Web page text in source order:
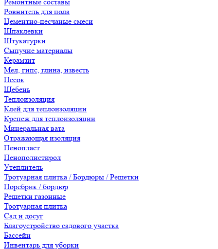
Ровнитель для пола
Цементно-песчаные смеси
Шпаклевки
Штукатурки
Сыпучие материалы
Керамзит
Мел, гипс, глина, известь
Песок
Щебень
Теплоизоляция
Клей для теплоизоляции
Крепеж для теплоизоляции
Минеральная вата
Отражающая изоляция
Пенопласт
Пенополистирол
Утеплитель
Тротуарная плитка / Бордюры / Решетки
Поребрик / бордюр
Решетки газонные
Тротуарная плитка
Сад и досуг
Благоустройство садового участка
Бассейн
Инвентарь для уборки